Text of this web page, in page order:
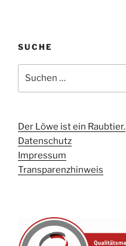
SUCHE
nach:
Der Löwe ist ein Raubtier.
Datenschutz
Impressum
Transparenzhinweis